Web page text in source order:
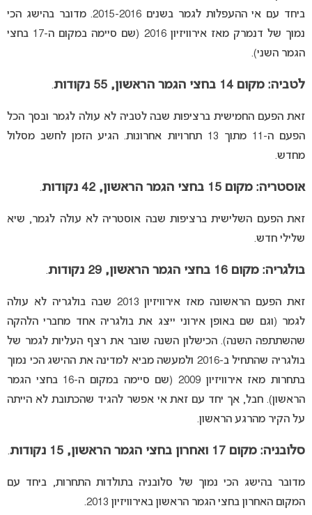
ביחד עם אי ההעפלות לגמר בשנים 2015-2016. מדובר בהישג הכי
נמוך של דנמרק מאז אירוויזיון 2016 (שם סיימה במקום ה-17 בחצי
הגמר השני).
לטביה: מקום 14 בחצי הגמר הראשון, 55 נקודות .
זאת הפעם החמישית ברציפות שבה לטביה לא עולה לגמר ובסך הכל
הפעם ה-11 מתוך 13 תחרויות אחרונות. הגיע הזמן לחשב מסלול
מחדש.
אוסטריה: מקום 15 בחצי הגמר הראשון, 42 נקודות .
זאת הפעם השלישית ברציפות שבה אוסטריה לא עולה לגמר, שיא
שלילי חדש.
בולגריה: מקום 16 בחצי הגמר הראשון, 29 נקודות .
זאת הפעם הראשונה מאז אירוויזיון 2013 שבה בולגריה לא עולה
לגמר (וגם שם באופן אירוני ייצג את בולגריה אחד מחברי הלהקה
שהשתתפה השנה). הכישלון השנה שובר את רצף העליות לגמר של
בולגריה שהתחיל ב-2016 ולמעשה מביא למדינה את ההישג הכי נמוך
בתחרות מאז אירוויזיון 2009 (שם סיימה במקום ה-16 בחצי הגמר
הראשון). חבל, אך יחד עם זאת אי אפשר להגיד שהכתובת לא הייתה
על הקיר מהרגע הראשון.
סלובניה: מקום 17 ואחרון בחצי הגמר הראשון, 15 נקודות .
מדובר בהישג הכי נמוך של סלובניה בתולדות התחרות, ביחד עם
המקום האחרון בחצי הגמר הראשון באירוויזיון 2013.